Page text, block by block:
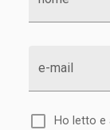
e-mail
Ho letto